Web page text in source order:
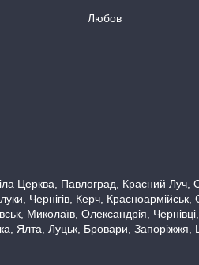
Любов
Церква, Павлоград, Красний Луч,
Чернігів, Керч, Красноармійськ,
Миколаїв, Олександрія, Чернівці,
Ялта, Луцьк, Бровари, Запоріжжя,